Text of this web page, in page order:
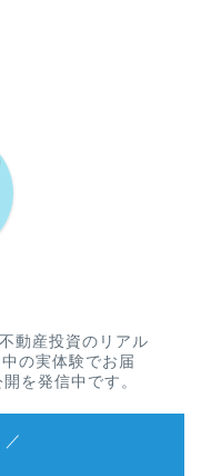
動産投資のリアル
の実体験でお届
を発信中です。